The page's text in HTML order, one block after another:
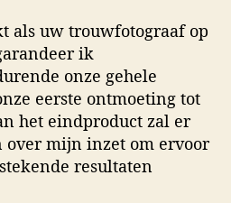
als uw trouwfotograaf op
ik
onze gehele
eerste ontmoeting tot
het eindproduct zal er
over mijn inzet om ervoor
resultaten